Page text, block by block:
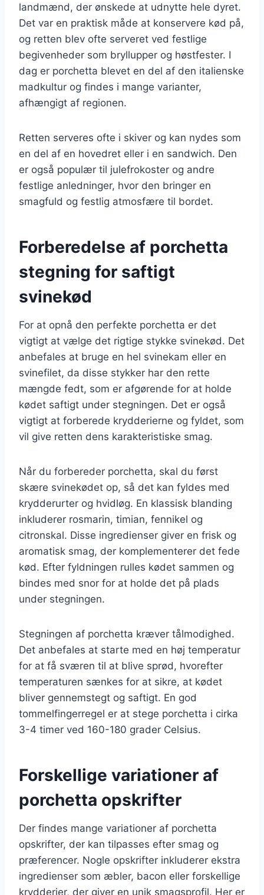
landmænd, der ønskede at udnytte hele dyret.
Det var en praktisk måde at konservere kød på,
og retten blev ofte serveret ved festlige
begivenheder som bryllupper og høstfester. I
dag er porchetta blevet en del af den italienske
madkultur og findes i mange varianter,
afhængigt af regionen.
Retten serveres ofte i skiver og kan nydes som
en del af en hovedret eller i en sandwich. Den
er også populær til julefrokoster og andre
festlige anledninger, hvor den bringer en
smagfuld og festlig atmosfære til bordet.
Forberedelse af porchetta
stegning for saftigt
svinekød
For at opnå den perfekte porchetta er det
vigtigt at vælge det rigtige stykke svinekød. Det
anbefales at bruge en hel svinekam eller en
svinefilet, da disse stykker har den rette
mængde fedt, som er afgørende for at holde
kødet saftigt under stegningen. Det er også
vigtigt at forberede krydderierne og fyldet, som
vil give retten dens karakteristiske smag.
Når du forbereder porchetta, skal du først
skære svinekødet op, så det kan fyldes med
krydderurter og hvidløg. En klassisk blanding
inkluderer rosmarin, timian, fennikel og
citronskal. Disse ingredienser giver en frisk og
aromatisk smag, der komplementerer det fede
kød. Efter fyldningen rulles kødet sammen og
bindes med snor for at holde det på plads
under stegningen.
Stegningen af porchetta kræver tålmodighed.
Det anbefales at starte med en høj temperatur
for at få sværen til at blive sprød, hvorefter
temperaturen sænkes for at sikre, at kødet
bliver gennemstegt og saftigt. En god
tommelfingerregel er at stege porchetta i cirka
3-4 timer ved 160-180 grader Celsius.
Forskellige variationer af
porchetta opskrifter
Der findes mange variationer af porchetta
opskrifter, der kan tilpasses efter smag og
præferencer. Nogle opskrifter inkluderer ekstra
ingredienser som æbler, bacon eller forskellige
krydderier, der giver en unik smagsprofil. Her er